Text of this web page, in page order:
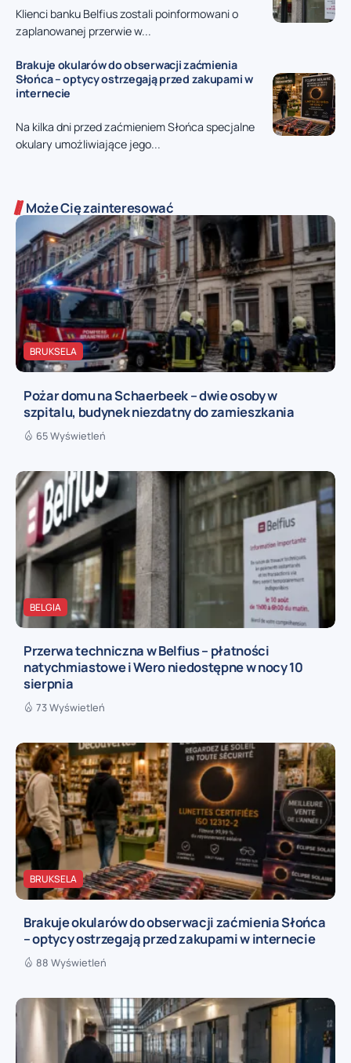
Klienci banku Belfius zostali poinformowani o
zaplanowanej przerwie w...
Brakuje okularów do obserwacji zaćmienia
Słońca – optycy ostrzegają przed zakupami w
internecie
Na kilka dni przed zaćmieniem Słońca specjalne
okulary umożliwiające jego...
Może Cię zainteresować
BRUKSELA
Pożar domu na Schaerbeek – dwie osoby w
szpitalu, budynek niezdatny do zamieszkania
65 Wyświetleń
BELGIA
Przerwa techniczna w Belfius – płatności
natychmiastowe i Wero niedostępne w nocy 10
sierpnia
73 Wyświetleń
BRUKSELA
Brakuje okularów do obserwacji zaćmienia Słońca
– optycy ostrzegają przed zakupami w internecie
88 Wyświetleń